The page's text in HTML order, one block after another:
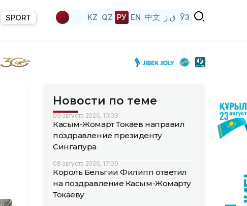
SPORT KZ QZ РУ EN 中文 ق ز ЎЗ
Новости по теме
09 августа 2026, 10:03
Касым-Жомарт Токаев направил
поздравление президенту
Сингапура
08 августа 2026, 17:09
Король Бельгии Филипп ответил
на поздравление Касым-Жомарту
Токаеву